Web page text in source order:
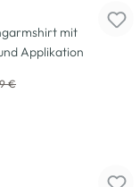
mit
Applikation
€